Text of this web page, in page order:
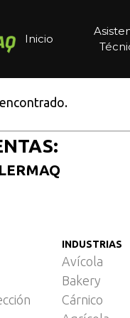
Inicio
para
INDUSTRIAS
Avícola
Bakery
Cárnico